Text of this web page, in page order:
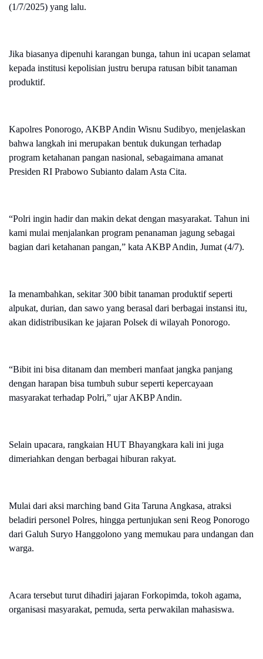
(1/7/2025) yang lalu.
Jika biasanya dipenuhi karangan bunga, tahun ini ucapan selamat
kepada institusi kepolisian justru berupa ratusan bibit tanaman
produktif.
Kapolres Ponorogo, AKBP Andin Wisnu Sudibyo, menjelaskan
bahwa langkah ini merupakan bentuk dukungan terhadap
program ketahanan pangan nasional, sebagaimana amanat
Presiden RI Prabowo Subianto dalam Asta Cita.
“Polri ingin hadir dan makin dekat dengan masyarakat. Tahun ini
kami mulai menjalankan program penanaman jagung sebagai
bagian dari ketahanan pangan,” kata AKBP Andin, Jumat (4/7).
Ia menambahkan, sekitar 300 bibit tanaman produktif seperti
alpukat, durian, dan sawo yang berasal dari berbagai instansi itu,
akan didistribusikan ke jajaran Polsek di wilayah Ponorogo.
“Bibit ini bisa ditanam dan memberi manfaat jangka panjang
dengan harapan bisa tumbuh subur seperti kepercayaan
masyarakat terhadap Polri,” ujar AKBP Andin.
Selain upacara, rangkaian HUT Bhayangkara kali ini juga
dimeriahkan dengan berbagai hiburan rakyat.
Mulai dari aksi marching band Gita Taruna Angkasa, atraksi
beladiri personel Polres, hingga pertunjukan seni Reog Ponorogo
dari Galuh Suryo Hanggolono yang memukau para undangan dan
warga.
Acara tersebut turut dihadiri jajaran Forkopimda, tokoh agama,
organisasi masyarakat, pemuda, serta perwakilan mahasiswa.